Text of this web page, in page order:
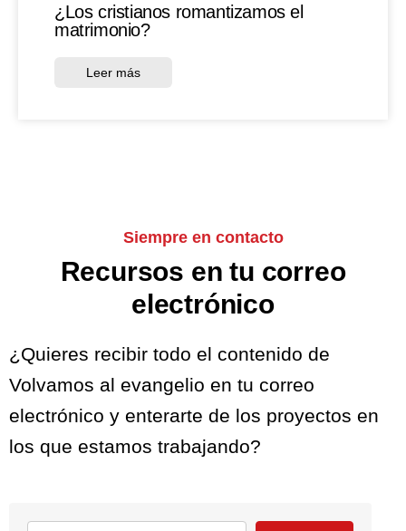
¿Los cristianos romantizamos el
matrimonio?
Leer más
Siempre en contacto
Recursos en tu correo
electrónico
¿Quieres recibir todo el contenido de
Volvamos al evangelio en tu correo
electrónico y enterarte de los proyectos en
los que estamos trabajando?